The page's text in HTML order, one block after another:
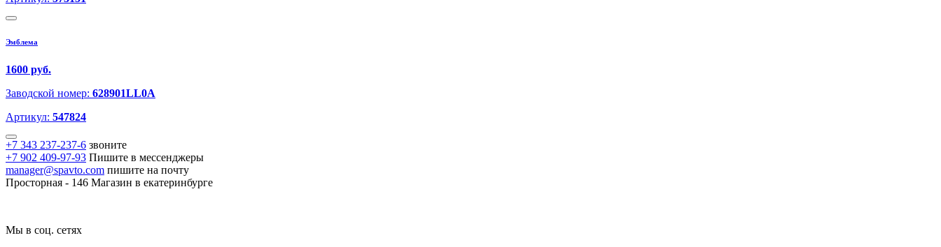
Эмблема
1600 руб.
Заводской номер: 628901LL0A
Артикул: 547824
+7 343 237-237-6 звоните
+7 902 409-97-93 Пишите в мессенджеры
manager@spavto.com пишите на почту
Просторная - 146 Магазин в екатеринбурге
Мы в соц. сетях